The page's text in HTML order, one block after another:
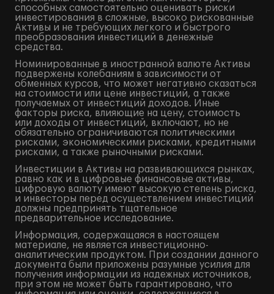
способных самостоятельно оценивать риски
инвестирования в сложные, высоко рискованные
Активы и не требующих легкого и быстрого
преобразования инвестиций в денежные
средства.
Номинированные в иностранной валюте Активы
подвержены колебаниям в зависимости от
обменных курсов, что может негативно сказаться
на стоимости или цене инвестиций, а также
получаемых от инвестиций доходов. Иные
факторы риска, влияющие на цену, стоимость
или доходы от инвестиций, включают, но не
обязательно ограничиваются политическими
рисками, экономическими рисками, кредитными
рисками, а также рыночными рисками.
Инвестиции в Активы на развивающихся рынках,
равно как и в цифровые финансовые активы,
цифровую валюту имеют высокую степень риска,
и инвесторы перед осуществлением инвестиций
должны предпринять тщательное
предварительное исследование.
Информация, содержащаяся в настоящем
материале, не является инвестиционно-
аналитическим продуктом. При создании данного
документа были приложены разумные усилия для
получения информации из надежных источников,
при этом не может быть гарантировано, что